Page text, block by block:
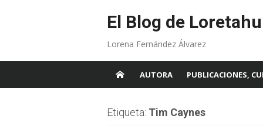
El Blog de
Lorena Fernández Álvarez
AUTORA PUBLICACIONES,
Etiqueta: Tim Caynes